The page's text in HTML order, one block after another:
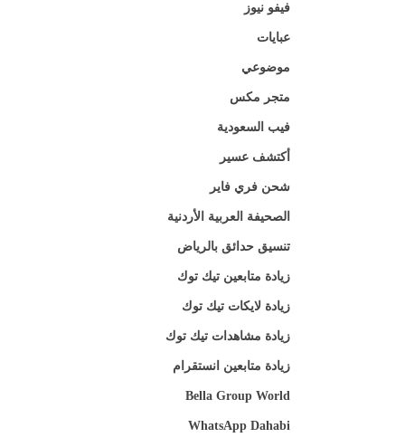
فيفو نيوز
عبايات
موضوعي
متجر مكس
فيب السعودية
أكتشف عسير
شحن فري فاير
الصحيفة العربية الأردنية
تنسيق حدائق بالرياض
زيادة متابعين تيك توك
زيادة لايكات تيك توك
زيادة مشاهدات تيك توك
زيادة متابعين انستقرام
Bella Group World
WhatsApp Dahabi